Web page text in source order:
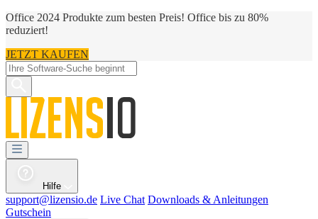
Office 2024 Produkte zum besten Preis! Office bis zu 80%
reduziert!
JETZT KAUFEN
Hilfe
support@lizensio.de Live Chat Downloads & Anleitungen
Gutschein